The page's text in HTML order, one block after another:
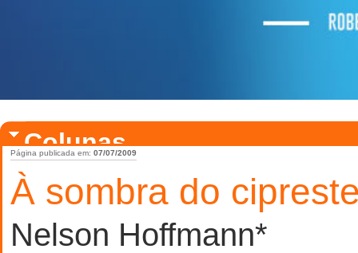
Colunas
À sombra do
Página publicada em: 07/07/2009
Nelson Hoffmann*